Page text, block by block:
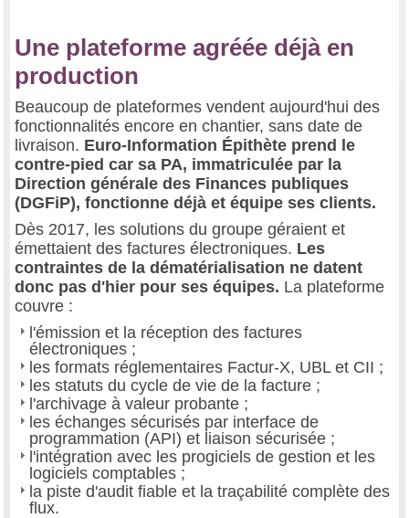
Une plateforme agréée déjà en
production
Beaucoup de plateformes vendent aujourd'hui des
fonctionnalités encore en chantier, sans date de
livraison. Euro-Information Épithète prend le
contre-pied car sa PA, immatriculée par la
Direction générale des Finances publiques
(DGFiP), fonctionne déjà et équipe ses clients.
Dès 2017, les solutions du groupe géraient et
émettaient des factures électroniques. Les
contraintes de la dématérialisation ne datent
donc pas d'hier pour ses équipes. La plateforme
couvre :
l'émission et la réception des factures
électroniques ;
les formats réglementaires Factur-X, UBL et CII ;
les statuts du cycle de vie de la facture ;
l'archivage à valeur probante ;
les échanges sécurisés par interface de
programmation (API) et liaison sécurisée ;
l'intégration avec les progiciels de gestion et les
logiciels comptables ;
la piste d'audit fiable et la traçabilité complète des
flux.